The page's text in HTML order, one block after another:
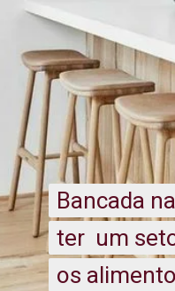
Bancada
ter  um
os
Bancada
ter  um
os